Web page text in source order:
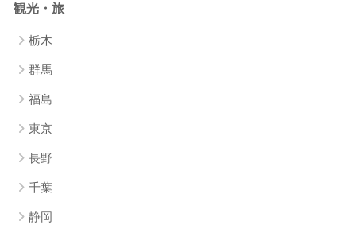
観光・旅
栃木
群馬
福島
東京
長野
千葉
静岡